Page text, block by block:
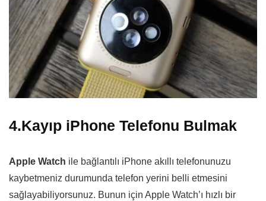
4.Kayıp iPhone Telefonu Bulmak
Apple Watch ile bağlantılı iPhone akıllı telefonunuzu
kaybetmeniz durumunda telefon yerini belli etmesini
sağlayabiliyorsunuz. Bunun için Apple Watch’ı hızlı bir